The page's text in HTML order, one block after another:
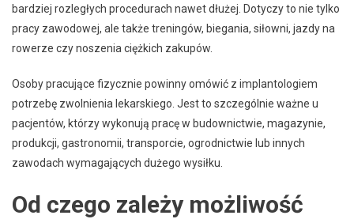
bardziej rozległych procedurach nawet dłużej. Dotyczy to nie tylko
pracy zawodowej, ale także treningów, biegania, siłowni, jazdy na
rowerze czy noszenia ciężkich zakupów.
Osoby pracujące fizycznie powinny omówić z implantologiem
potrzebę zwolnienia lekarskiego. Jest to szczególnie ważne u
pacjentów, którzy wykonują pracę w budownictwie, magazynie,
produkcji, gastronomii, transporcie, ogrodnictwie lub innych
zawodach wymagających dużego wysiłku.
Od czego zależy możliwość